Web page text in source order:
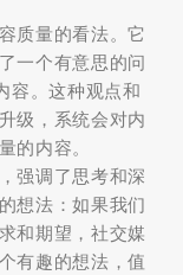
质量的看法。它
一个有意思的问
容。这种观点和
级，系统会对内
的内容。
强调了思考和深
想法：如果我们
和期望，社交媒
有趣的想法，值